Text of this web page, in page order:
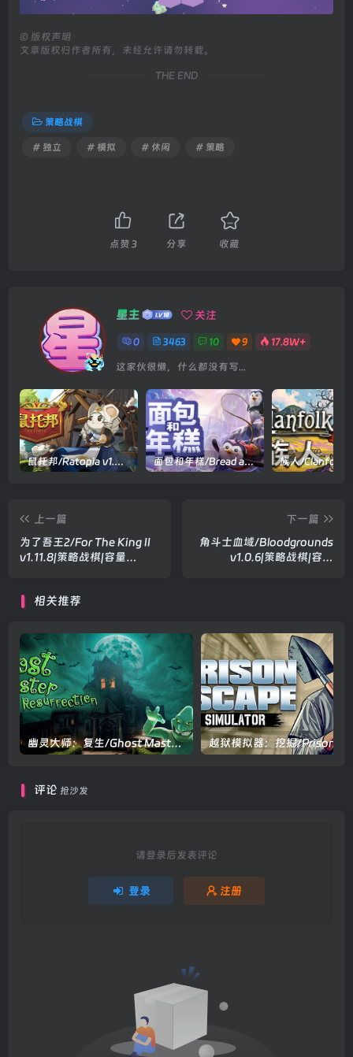
© 版权声明
文章版权归作者所有，未经允许请勿转载。
THE END
策略战棋
# 独立 # 模拟 # 休闲 # 策略
点赞 3 分享 收藏
星主 关注
0 3463 10 9 17.8W+
这家伙很懒，什么都没有写...
鼠托邦/Ratopia v1.0.0530|策略模拟|容量2.9GB|官方中文版 面包和年糕/Bread and Fred Build.21411256|动作冒险|容量1.1GB|官方中文版
上一篇
为了吾王2/For The King II
v1.11.8|策略战棋|容量
下一篇
角斗士血域/Bloodgrounds
v1.0.6|策略战棋|容量
相关推荐
幽灵大师：复生/Ghost Master: Resurrection v1.0正式版|策略战棋|容量12.1GB|官方中文版
评论 抢沙发
请登录后发表评论
登录 注册